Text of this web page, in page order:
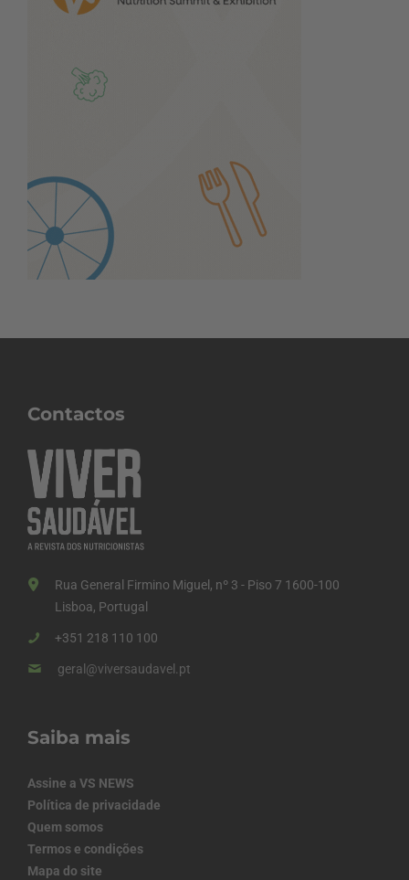
Contactos
Rua General Firmino Miguel, nº 3 - Piso 7 1600-100
Lisboa, Portugal
+351 218 110 100
geral@viversaudavel.pt
Saiba mais
Assine a VS NEWS
Política de privacidade
Quem somos
Termos e condições
Mapa do site